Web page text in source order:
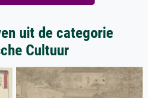
uit de categorie
Cultuur